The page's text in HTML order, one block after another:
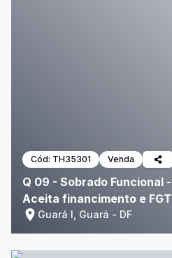
Cód: TH35301 Venda
Q 09 - Sobrado Funcional
Aceita financimento e
Guará I, Guará - DF